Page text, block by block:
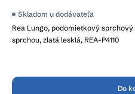
Rea Lungo, podomietkový
sprchou, zlatá lesklá, REA-P4110
Skladom u dodávateľa
Do